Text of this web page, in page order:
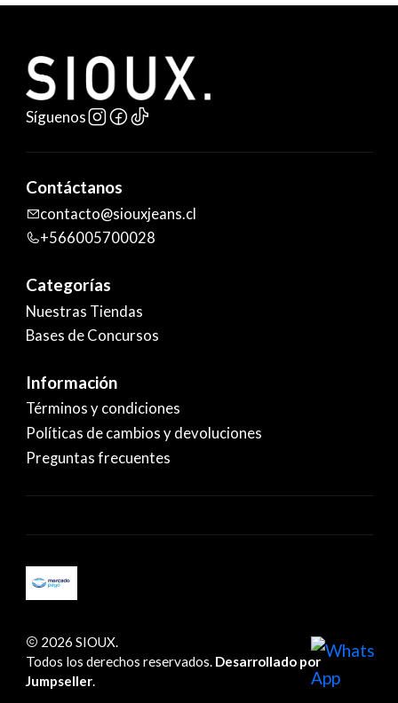
Síguenos
Contáctanos
contacto@siouxjeans.cl
+566005700028
Categorías
Nuestras Tiendas
Bases de Concursos
Información
Términos y condiciones
Políticas de cambios y devoluciones
Preguntas frecuentes
2026 SIOUX.
Todos los derechos reservados. Desarrollado por
Jumpseller.